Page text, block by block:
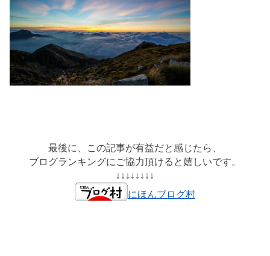
最後に、この記事が有益だと感じたら、
ブログランキングにご協力頂けると嬉しいです。
↓↓↓↓↓↓↓↓
にほんブログ村